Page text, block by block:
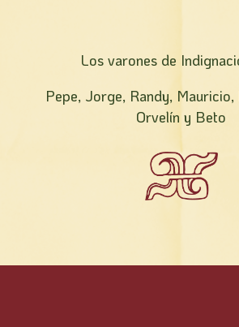
Los varones de
Pepe, Jorge, Randy, Mauricio,
Orvelín y Beto